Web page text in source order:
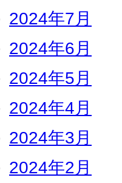
2024年7月
2024年6月
2024年5月
2024年4月
2024年3月
2024年2月